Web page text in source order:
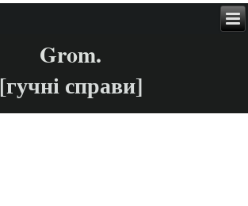
Grom.
[гучні справи]